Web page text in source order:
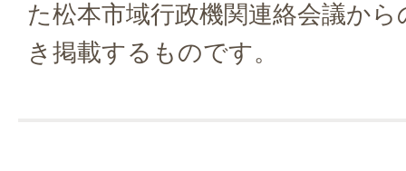
た松本市域行政機関連絡会議か
き掲載するものです。